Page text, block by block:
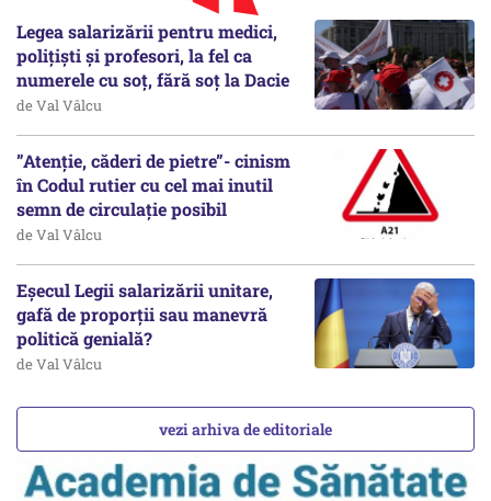
Legea salarizării pentru medici,
polițiști și profesori, la fel ca
numerele cu soț, fără soț la Dacie
de Val Vâlcu
”Atenție, căderi de pietre”- cinism
în Codul rutier cu cel mai inutil
semn de circulație posibil
de Val Vâlcu
Eșecul Legii salarizării unitare,
gafă de proporții sau manevră
politică genială?
de Val Vâlcu
vezi arhiva de editoriale